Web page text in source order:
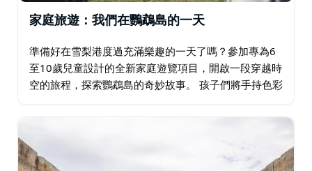
家庭旅遊：我們在鸚鵡島的一天
準備好在雪梨港度過充滿樂趣的一天了嗎？參加專為6
至10歲兒童設計的全新家庭遊覽項目，開啟一段穿越時
空的旅程，探索鸚鵡島的奇妙故事。 孩子們將手持色彩